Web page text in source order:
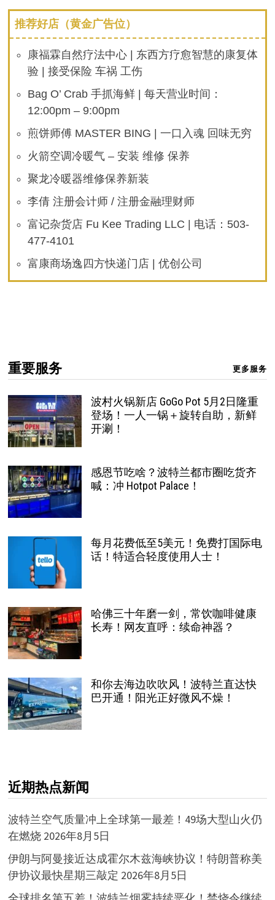
推荐好店（黄金广告位）
康福霖自然疗法中心 | 东西方疗愈智慧的康复体
验 | 接受保险 车祸 工伤
Bag O’ Crab 手抓海鲜 | 每天营业时间：
12:00pm – 9:00pm
煎饼师傅 MASTER BING | 一口入魂 回味无穷
火箭空调冷暖气 – 安装 维修 保养
聚龙冷暖器维修保养新装
李倩 注册会计师 / 注册金融理财师
富记杂货店 Fu Kee Trading LLC | 电话：503-
477-4101
富康商场逸四方快递门店 | 优创公司
重要服务 更多服务
波村火锅新店 GoGo Pot 5月2日隆重
登场！一人一锅＋旋转自助，新鲜
开涮！
感恩节吃啥？波特兰都市圈吃货齐
喊：冲 Hotpot Palace！
每月花费低至5美元！免费打国际电
话！特适合轻度使用人士！
哈佛三十年磨一剑，常饮咖啡健康
长寿！网友直呼：续命神器？
和你去海边吹吹风！波特兰直达快
巴开通！阳光正好微风不燥！
近期热点新闻
波特兰空气质量冲上全球第一最差！49场大型山火仍
在燃烧 2026年8月5日
伊朗与阿曼接近达成霍尔木兹海峡协议！特朗普称美
伊协议最快星期三敲定 2026年8月5日